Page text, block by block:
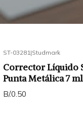
ST-03281|Studmark
Corrector Líquido
Punta Metálica 7 ml
B/.0.50